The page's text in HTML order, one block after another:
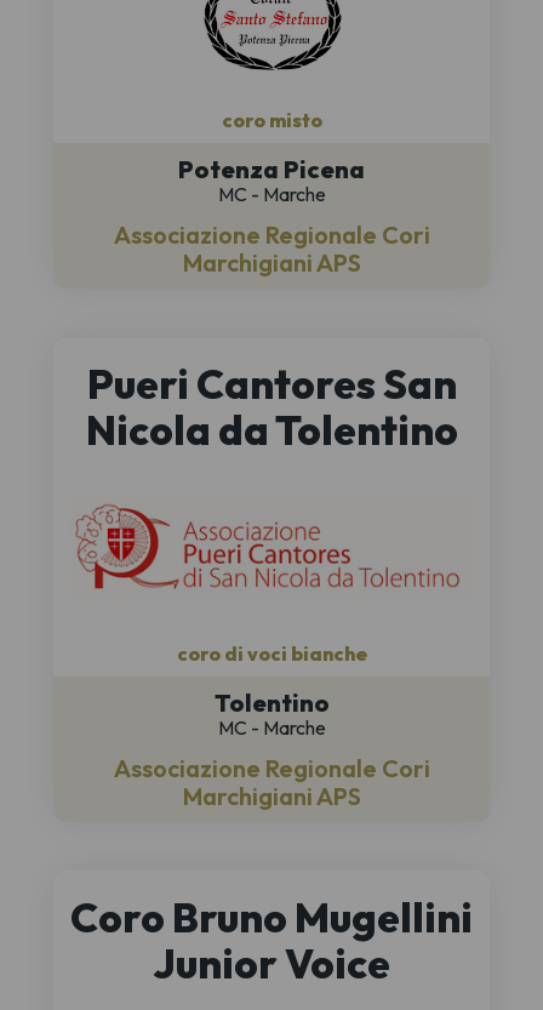
coro misto
Potenza Picena
MC - Marche
Associazione Regionale Cori
Marchigiani APS
Pueri Cantores San
Nicola da Tolentino
coro di voci bianche
Tolentino
MC - Marche
Associazione Regionale Cori
Marchigiani APS
Coro Bruno Mugellini
Junior Voice